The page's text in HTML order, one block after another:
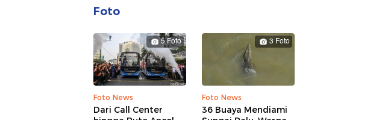
Foto
5 Foto
Foto News
Dari Call Center
3 Foto
Foto News
36 Buaya Mendiami